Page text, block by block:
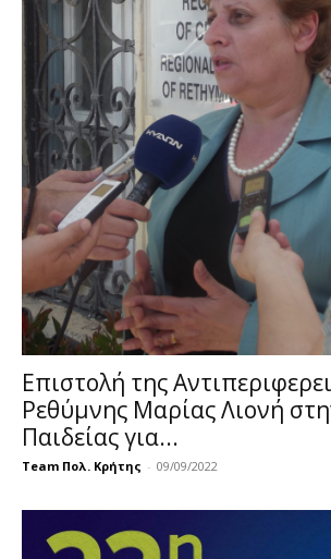
Επιστολή της
Ρεθύμνης Μαρίας Λιονή
Παιδείας για...
Team Πολ. Κρήτης - 09/09/2022